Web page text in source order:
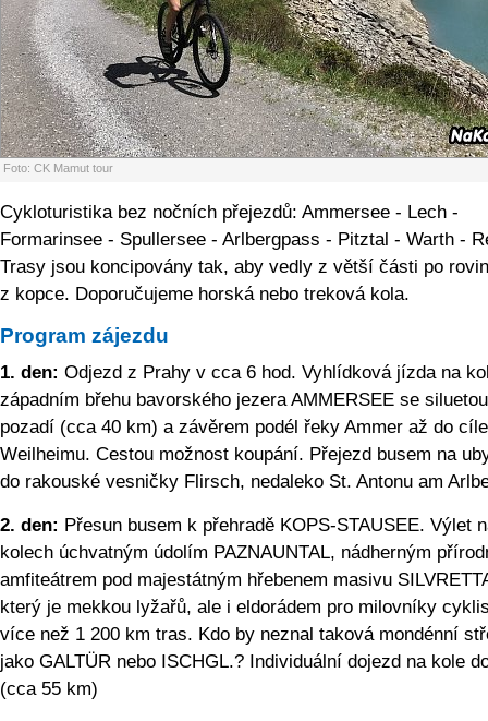
Foto: CK Mamut tour
Cykloturistika bez nočních přejezdů: Ammersee - Lech -
Formarinsee - Spullersee - Arlbergpass - Pitztal - Warth -
Trasy jsou koncipovány tak, aby vedly z větší části po
z kopce. Doporučujeme horská nebo treková kola.
Program zájezdu
1. den: Odjezd z Prahy v cca 6 hod. Vyhlídková jízda na
západním břehu bavorského jezera AMMERSEE se
pozadí (cca 40 km) a závěrem podél řeky Ammer až do
Weilheimu. Cestou možnost koupání. Přejezd busem na
do rakouské vesničky Flirsch, nedaleko St. Antonu am
2. den: Přesun busem k přehradě KOPS-STAUSEE. Výlet
kolech úchvatným údolím PAZNAUNTAL, nádherným
amfiteátrem pod majestátným hřebenem masivu
který je mekkou lyžařů, ale i eldorádem pro milovníky
více než 1 200 km tras. Kdo by neznal taková mondénní
jako GALTÜR nebo ISCHGL.? Individuální dojezd na kole
(cca 55 km)